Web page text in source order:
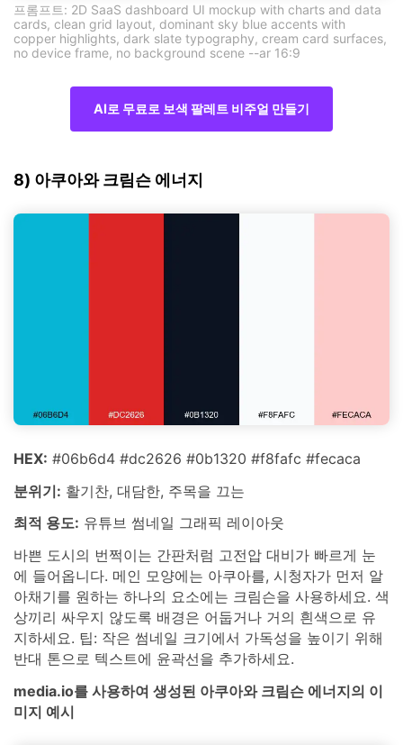
프롬프트: 2D SaaS dashboard UI mockup with charts and data
cards, clean grid layout, dominant sky blue accents with
copper highlights, dark slate typography, cream card surfaces,
no device frame, no background scene --ar 16:9
AI로 무료로 보색 팔레트 비주얼 만들기
8) 아쿠아와 크림슨 에너지
HEX: #06b6d4 #dc2626 #0b1320 #f8fafc #fecaca
분위기: 활기찬, 대담한, 주목을 끄는
최적 용도: 유튜브 썸네일 그래픽 레이아웃
바쁜 도시의 번쩍이는 간판처럼 고전압 대비가 빠르게 눈
에 들어옵니다. 메인 모양에는 아쿠아를, 시청자가 먼저 알
아채기를 원하는 하나의 요소에는 크림슨을 사용하세요. 색
상끼리 싸우지 않도록 배경은 어둡거나 거의 흰색으로 유
지하세요. 팁: 작은 썸네일 크기에서 가독성을 높이기 위해
반대 톤으로 텍스트에 윤곽선을 추가하세요.
media.io를 사용하여 생성된 아쿠아와 크림슨 에너지의 이
미지 예시